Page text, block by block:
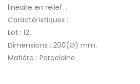
linéaire en relief. .
Caractéristiques :
Lot : 12.
Dimensions : 200(Ø) mm.
Matière : Porcelaine